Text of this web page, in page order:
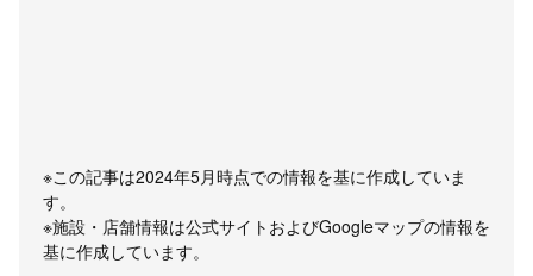
※この記事は2024年5月時点での情報を基に作成していま
す。
※施設・店舗情報は公式サイトおよびGoogleマップの情報を
基に作成しています。